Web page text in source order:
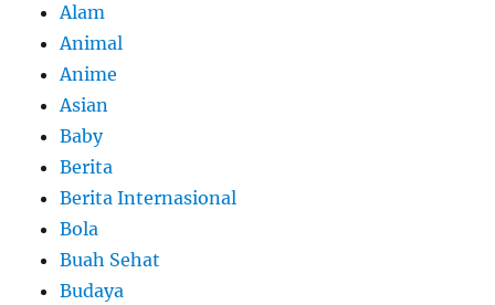
Alam
Animal
Anime
Asian
Baby
Berita
Berita Internasional
Bola
Buah Sehat
Budaya